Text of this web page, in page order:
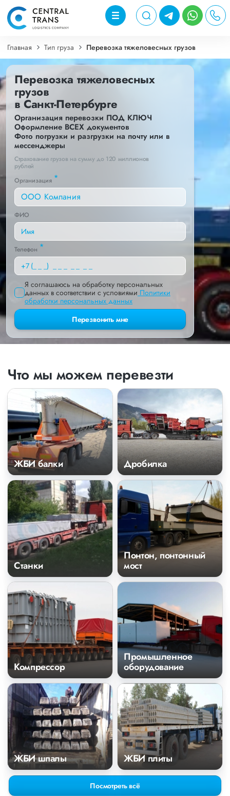
Главная Тип груза Перевозка тяжеловесных грузов
Перевозка тяжеловесных
грузов
в Санкт-Петербурге
Организация перевозки ПОД КЛЮЧ
Оформление ВСЕХ документов
Фото погрузки и разгрузки на почту или в
мессенджеры
Страхование грузов на сумму до 120 миллионов
рублей
Организация *
ФИО
Телефон *
Я соглашаюсь на обработку персональных
данных в соответствии с условиями Политики
обработки персональных данных
Перезвонить мне
Что мы можем перевезти
ЖБИ балки Дробилка
Станки
Понтон, понтонный
мост
Компрессор
Промышленное
оборудование
ЖБИ шпалы ЖБИ плиты
Посмотреть всё